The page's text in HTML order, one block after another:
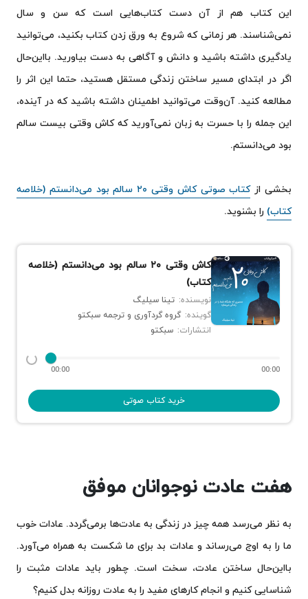
این کتاب هم از آن دست کتاب‌هایی است که سن و سال
نمی‌شناسند. هر زمانی که شروع به ورق زدن کتاب بکنید، می‌توانید
یادگیری داشته باشید و دانش و آگاهی به دست بیاورید. بااین‌حال
اگر در ابتدای مسیر ساختن زندگی مستقل هستید، حتما این اثر را
مطالعه کنید. آن‌وقت می‌توانید اطمینان داشته باشید که در آینده،
این جمله را با حسرت به زبان نمی‌آورید که کاش وقتی بیست سالم
بود می‌دانستم.
بخشی از
کتاب صوتی کاش وقتی ۲۰ سالم بود ‌می‌دانستم (خلاصه
کتاب) را بشنوید.
کاش وقتی ۲۰ سالم بود ‌می‌دانستم (خلاصه
کتاب)
نویسنده: تینا سیلیگ
گوینده: گروه گردآوری و ترجمه سبکتو
انتشارات: سبکتو
00:00 00:00
خرید کتاب صوتی
هفت عادت نوجوانان موفق
به نظر می‌رسد همه چیز در زندگی به عادت‌ها برمی‌گردد. عادات خوب
ما را به اوج می‌رساند و عادات بد برای ما شکست به همراه می‌آورد.
بااین‌حال ساختن عادت، سخت است. چطور باید عادات مثبت را
شناسایی کنیم و انجام کارهای مفید را به عادت روزانه بدل کنیم؟